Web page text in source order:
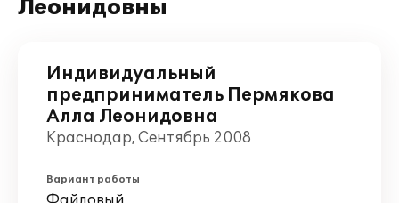
Леонидовны
Индивидуальный
предприниматель Пермякова
Алла Леонидовна
Краснодар, Сентябрь 2008
Вариант работы